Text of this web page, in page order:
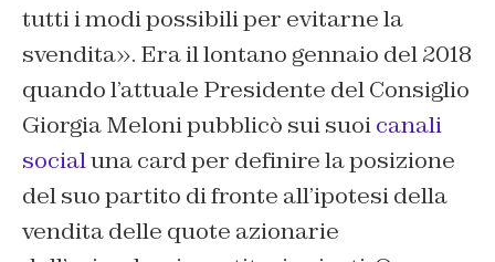
tutti i modi possibili per evitarne la
svendita». Era il lontano gennaio del 2018
quando l’attuale Presidente del Consiglio
Giorgia Meloni pubblicò sui suoicanali
socialuna card per definire la posizione
del suo partito di fronte all’ipotesi della
vendita delle quote azionarie